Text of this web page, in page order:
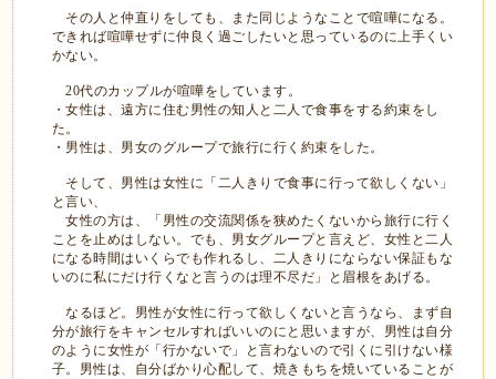
その人と仲直りをしても、また同じようなことで喧嘩になる。
できれば喧嘩せずに仲良く過ごしたいと思っているのに上手くい
かない。
20代のカップルが喧嘩をしています。
・女性は、遠方に住む男性の知人と二人で食事をする約束をし
た。
・男性は、男女のグループで旅行に行く約束をした。
そして、男性は女性に「二人きりで食事に行って欲しくない」
と言い、
女性の方は、「男性の交流関係を狭めたくないから旅行に行く
ことを止めはしない。でも、男女グループと言えど、女性と二人
になる時間はいくらでも作れるし、二人きりにならない保証もな
いのに私にだけ行くなと言うのは理不尽だ」と眉根をあげる。
なるほど。男性が女性に行って欲しくないと言うなら、まず自
分が旅行をキャンセルすればいいのにと思いますが、男性は自分
のように女性が「行かないで」と言わないので引くに引けない様
子。男性は、自分ばかり心配して、焼きもちを焼いていることが